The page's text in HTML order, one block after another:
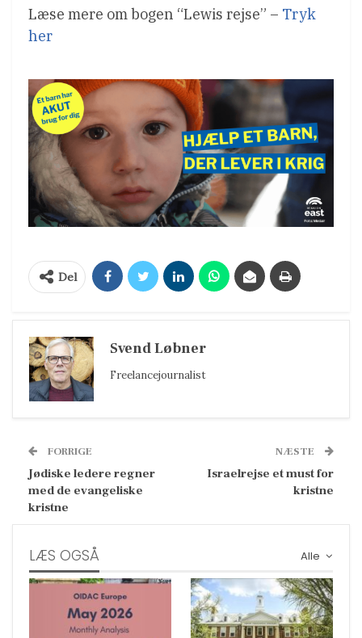
Læse mere om bogen “Lewis rejse” – Tryk
her
Del
Svend Løbner
Freelancejournalist
FORRIGE
Jødiske ledere regner
med de evangeliske
kristne
NÆSTE
Israelrejse et must for
kristne
Alle
LÆS OGSÅ